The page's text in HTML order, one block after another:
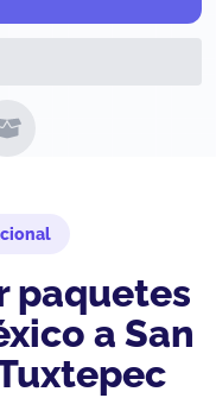
paquetes
a San